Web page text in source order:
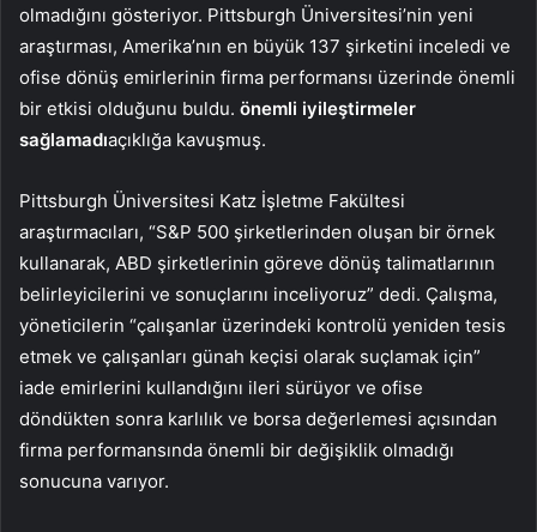
olmadığını gösteriyor. Pittsburgh Üniversitesi’nin yeni
araştırması, Amerika’nın en büyük 137 şirketini inceledi ve
ofise dönüş emirlerinin firma performansı üzerinde önemli
bir etkisi olduğunu buldu. önemli iyileştirmeler
sağlamadıaçıklığa kavuşmuş.
Pittsburgh Üniversitesi Katz İşletme Fakültesi
araştırmacıları, “S&P 500 şirketlerinden oluşan bir örnek
kullanarak, ABD şirketlerinin göreve dönüş talimatlarının
belirleyicilerini ve sonuçlarını inceliyoruz” dedi. Çalışma,
yöneticilerin “çalışanlar üzerindeki kontrolü yeniden tesis
etmek ve çalışanları günah keçisi olarak suçlamak için”
iade emirlerini kullandığını ileri sürüyor ve ofise
döndükten sonra karlılık ve borsa değerlemesi açısından
firma performansında önemli bir değişiklik olmadığı
sonucuna varıyor.